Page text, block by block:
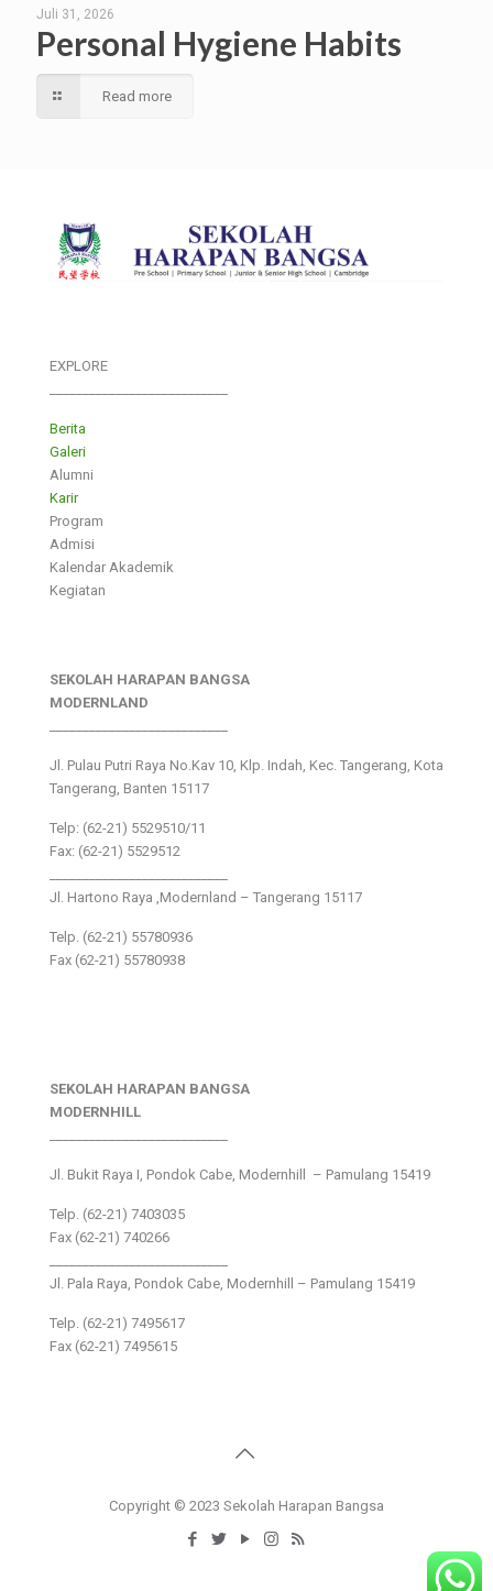
Juli 31, 2026
Personal Hygiene Habits
Read more
EXPLORE
Berita
Galeri
Alumni
Karir
Program
Admisi
Kalendar Akademik
Kegiatan
SEKOLAH HARAPAN BANGSA
MODERNLAND
Jl. Pulau Putri Raya No.Kav 10, Klp. Indah, Kec. Tangerang, Kota
Tangerang, Banten 15117
Telp: (62-21) 5529510/11
Fax: (62-21) 5529512
Jl. Hartono Raya ,Modernland – Tangerang 15117
Telp. (62-21) 55780936
Fax (62-21) 55780938
SEKOLAH HARAPAN BANGSA
MODERNHILL
Jl. Bukit Raya I, Pondok Cabe, Modernhill – Pamulang 15419
Telp. (62-21) 7403035
Fax (62-21) 740266
Jl. Pala Raya, Pondok Cabe, Modernhill – Pamulang 15419
Telp. (62-21) 7495617
Fax (62-21) 7495615
Copyright © 2023 Sekolah Harapan Bangsa